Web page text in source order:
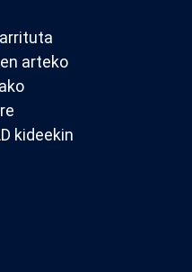
arteko
kideekin